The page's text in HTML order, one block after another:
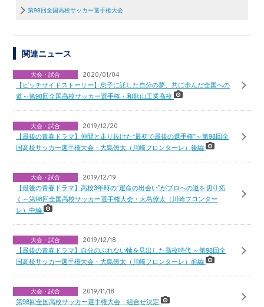
第98回全国高校サッカー選手権大会
関連ニュース
大会・試合 2020/01/04
【ピッチサイドストーリー】息子に託した自分の夢、共に歩んだ全国への
道～第98回全国高校サッカー選手権・和歌山工業高校
大会・試合 2019/12/20
【最後の青春ドラマ】仲間と走り抜けた“最初で最後の選手権”～第98回全
国高校サッカー選手権大会・大島僚太（川崎フロンターレ）後編
大会・試合 2019/12/19
【最後の青春ドラマ】高校3年時の“運命の出会い”がプロへの道を切り拓
く～第98回全国高校サッカー選手権大会・大島僚太（川崎フロンター
レ）中編
大会・試合 2019/12/18
【最後の青春ドラマ】自分のぶれない軸を見出した高校時代 ～第98回全
国高校サッカー選手権大会・大島僚太（川崎フロンターレ）前編
大会・試合 2019/11/18
第98回全国高校サッカー選手権大会 組合せ決定